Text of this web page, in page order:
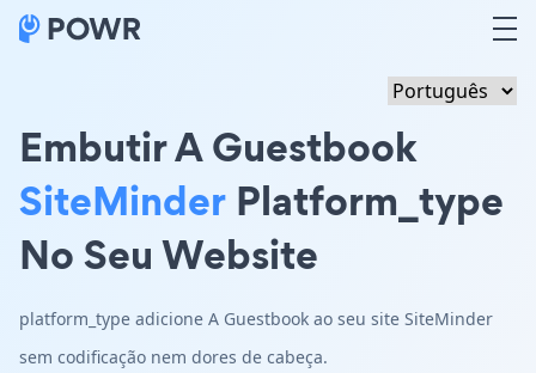
Embutir A Guestbook
SiteMinder Platform_type
No Seu Website
platform_type adicione A Guestbook ao seu site SiteMinder
sem codificação nem dores de cabeça.